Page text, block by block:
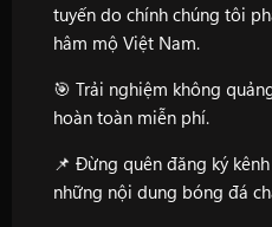
tuyến do chính chúng tôi
hâm mộ Việt Nam.
🎯 Trải nghiệm không
hoàn toàn miễn phí.
📌 Đừng quên đăng ký
những nội dung bóng đá